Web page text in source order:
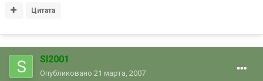
Цитата
Sl2001
Опубликовано 21 марта, 2007